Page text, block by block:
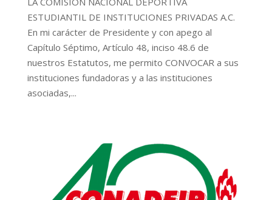
ESTUDIANTIL DE INSTITUCIONES PRIVADAS A.C.
En mi carácter de Presidente y con apego al
Capítulo Séptimo, Artículo 48, inciso 48.6 de
nuestros Estatutos, me permito CONVOCAR a sus
instituciones fundadoras y a las instituciones
asociadas,...